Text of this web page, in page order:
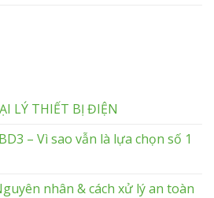
LÝ THIẾT BỊ ĐIỆN
– Vì sao vẫn là lựa chọn số 1
nhân & cách xử lý an toàn